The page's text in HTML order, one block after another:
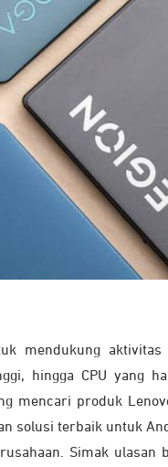
mendukung aktivitas
hingga CPU yang
mencari produk
solusi terbaik untuk
Simak ulasan